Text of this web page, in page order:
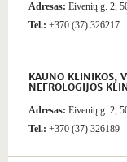
Adresas: Eivenių g. 2,
Tel.: +370 (37) 326217
KAUNO KLINIKOS,
NEFROLOGIJOS
Adresas: Eivenių g. 2,
Tel.: +370 (37) 326189